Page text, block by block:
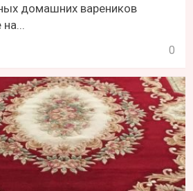
домашних вареников
0